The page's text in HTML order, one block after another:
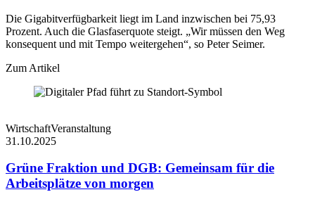
Die Gigabitverfügbarkeit liegt im Land inzwischen bei 75,93
Prozent. Auch die Glasfaserquote steigt. „Wir müssen den Weg
konsequent und mit Tempo weitergehen“, so Peter Seimer.
Zum Artikel
WirtschaftVeranstaltung
31.10.2025
Grüne Fraktion und DGB: Gemeinsam für die
Arbeitsplätze von morgen